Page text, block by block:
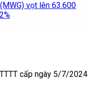
vọt lên 63.600
cấp ngày 5/7/2024